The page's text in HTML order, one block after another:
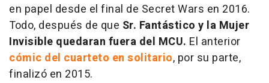
en papel desde el final de Secret Wars en 2016.
Todo, después de que Sr. Fantástico y la Mujer
Invisible quedaran fuera del MCU. El anterior
cómic del cuarteto en solitario, por su parte,
finalizó en 2015.